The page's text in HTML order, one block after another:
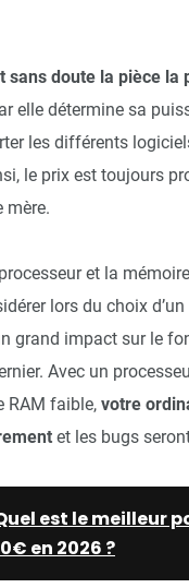
sans doute la pièce la
elle détermine sa
les différents
le prix est toujours
mère.
et la
lors du choix d’un
grand impact sur le
Avec un
RAM faible, votre
et les bugs
est le meilleur
en 2026 ?